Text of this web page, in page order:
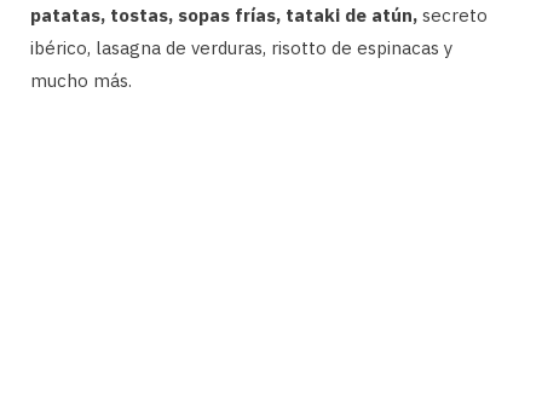
patatas, tostas, sopas frías, tataki de atún, secreto
ibérico, lasagna de verduras, risotto de espinacas y
mucho más.